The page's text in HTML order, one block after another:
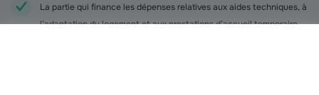
La partie qui finance les dépenses relatives aux aides techniques, à
l’adaptation du logement et aux prestations d’accueil temporaire